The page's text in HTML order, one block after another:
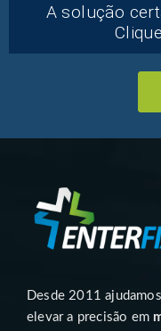
A solução
Desde 2011
elevar a precisão em